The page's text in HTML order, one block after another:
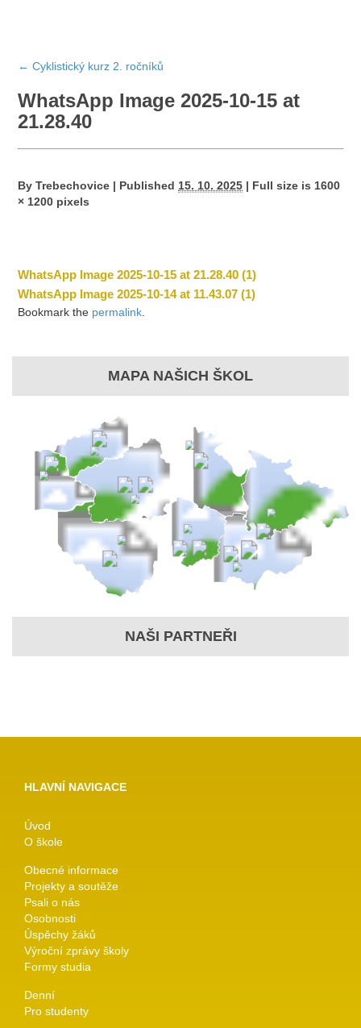
← Cyklistický kurz 2. ročníků
WhatsApp Image 2025-10-15 at
21.28.40
By Trebechovice | Published 15. 10. 2025 | Full size is 1600
× 1200 pixels
WhatsApp Image 2025-10-15 at 21.28.40 (1)
WhatsApp Image 2025-10-14 at 11.43.07 (1)
Bookmark the permalink
MAPA NAŠICH ŠKOL
NAŠI PARTNEŘI
HLAVNÍ NAVIGACE
Úvod
O škole
Obecné informace
Projekty a soutěže
Psali o nás
Osobnosti
Úspěchy žáků
Výroční zprávy školy
Formy studia
Denní
Pro studenty